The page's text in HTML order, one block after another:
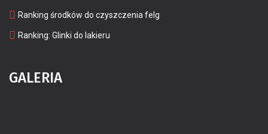
Ranking środków do czyszczenia felg
Ranking: Glinki do lakieru
GALERIA